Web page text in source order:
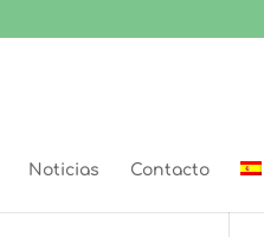
Noticias Contacto